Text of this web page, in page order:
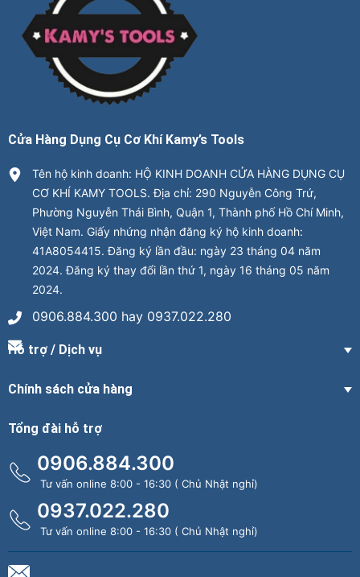
Cửa Hàng Dụng Cụ Cơ Khí Kamy’s Tools
Tên hộ kinh doanh: HỘ KINH DOANH CỬA HÀNG DỤNG CỤ
CƠ KHÍ KAMY TOOLS. Địa chỉ: 290 Nguyễn Công Trứ,
Phường Nguyễn Thái Bình, Quận 1, Thành phố Hồ Chí Minh,
Việt Nam. Giấy nhứng nhận đăng ký hộ kinh doanh:
41A8054415. Đăng ký lần đầu: ngày 23 tháng 04 năm
2024. Đăng ký thay đổi lần thứ 1, ngày 16 tháng 05 năm
2024.
0906.884.300 hay 0937.022.280
Hỗ trợ / Dịch vụ
Chính sách cửa hàng
Tổng đài hỗ trợ
0906.884.300
Tư vấn online 8:00 - 16:30 ( Chủ Nhật nghỉ)
0937.022.280
Tư vấn online 8:00 - 16:30 ( Chủ Nhật nghỉ)